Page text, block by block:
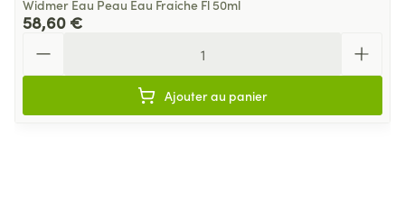
Widmer Eau Peau Eau Fraiche Fl 50ml
58,60 €
Ajouter au panier